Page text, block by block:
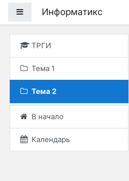
Боковая панель
Информатикс
ТРГИ
Тема 1
Тема 2
В начало
Календарь